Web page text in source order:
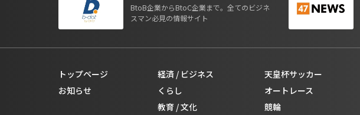
BtoB企業からBtoC企業まで。全てのビジネ
スマン必見の情報サイト
トップページ
お知らせ
経済 / ビジネス
くらし
教育 / 文化
天皇杯サッカー
オートレース
競輪